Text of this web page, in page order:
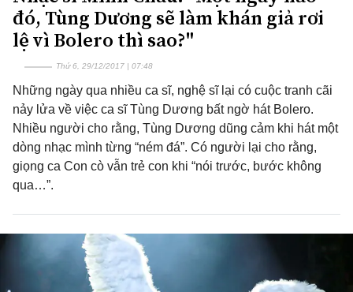
đó, Tùng Dương sẽ làm khán giả rơi
lệ vì Bolero thì sao?"
Thứ 6, 29/12/2017 | 07:48
Những ngày qua nhiều ca sĩ, nghệ sĩ lại có cuộc tranh cãi
nảy lửa về việc ca sĩ Tùng Dương bất ngờ hát Bolero.
Nhiều người cho rằng, Tùng Dương dũng cảm khi hát một
dòng nhạc mình từng “ném đá”. Có người lại cho rằng,
giọng ca Con cò vẫn trẻ con khi “nói trước, bước không
qua…”.